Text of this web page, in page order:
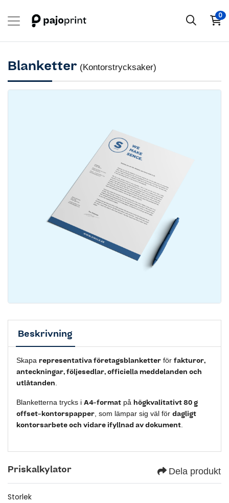
0
Blanketter (Kontorstrycksaker)
Beskrivning
Skapa representativa företagsblanketter för fakturor,
anteckningar, följesedlar, officiella meddelanden och
utlåtanden.
Blanketterna trycks i A4-format på högkvalitativt 80 g
offset-kontorspapper, som lämpar sig väl för dagligt
kontorsarbete och vidare ifyllnad av dokument.
Priskalkylator Dela produkt
Storlek